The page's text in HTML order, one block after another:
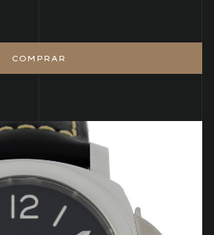
COMPRAR